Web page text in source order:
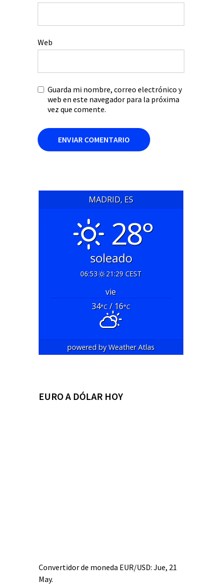
Web
Guarda mi nombre, correo electrónico y
web en este navegador para la próxima
vez que comente.
MADRID, ES
28°
soleado
06:53 21:29 CEST
vie
34°C/ 16°C
powered byWeather Atlas
EURO A DÓLAR HOY
Convertidor de moneda EUR/USD: Jue, 21
May.